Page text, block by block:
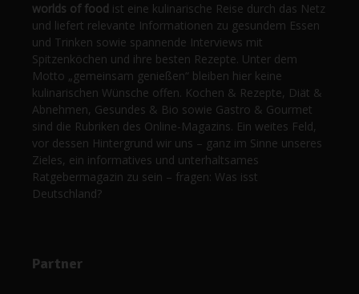
worlds of food ist eine kulinarische Reise durch das Netz
und liefert relevante Informationen zu gesundem Essen
und Trinken sowie spannende Interviews mit
Spitzenköchen und ihre besten Rezepte. Unter dem
Motto „gemeinsam genießen“ bleiben hier keine
kulinarischen Wünsche offen. Kochen & Rezepte, Diät &
Abnehmen, Gesundes & Bio sowie Gastro & Gourmet
sind die Rubriken des Online-Magazins. Ein weites Feld,
vor dessen Hintergrund wir uns – ganz im Sinne unseres
Zieles, ein informatives und unterhaltsames
Ratgebermagazin zu sein – fragen: Was isst
Deutschland?
Partner